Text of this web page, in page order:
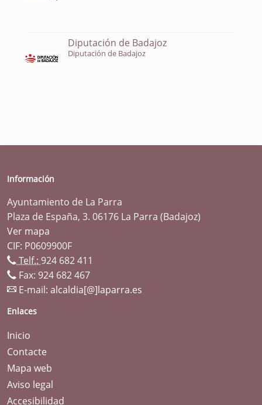
Diputación de Badajoz
Diputación de Badajoz
Información
Ayuntamiento de La Parra
Plaza de España, 3. 06176 La Parra (Badajoz)
Ver mapa
CIF: P0609900F
Telf.: 924 682 411
Fax: 924 682 467
E-mail: alcaldia[@]laparra.es
Enlaces
Inicio
Contacte
Mapa web
Aviso legal
Accesibilidad